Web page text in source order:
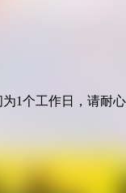
1个工作日，请耐